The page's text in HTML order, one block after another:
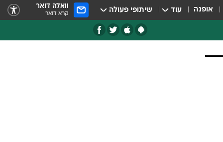
אופנה עוד שיתופי פעולה וואלה דואר
קרא דואר